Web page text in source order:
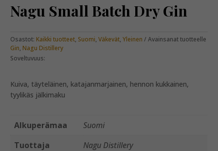
Nagu Small Batch Dry Gin
Osastot: Kaikki tuotteet, Suomi,Väkevät,Yleinen
Avainsanat tuotteelle
Gin, Nagu Distillery
Soveltuvuus:
Kuiva, täyteläinen, katajanmarjainen, hennon kukkainen,
tyylikäs jälkimaku
Alkuperämaa
Suomi
Tuottaja
Nagu Distillery